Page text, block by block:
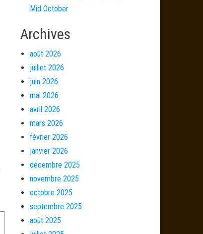
Mid October
Archives
août 2026
juillet 2026
juin 2026
mai 2026
avril 2026
mars 2026
février 2026
janvier 2026
décembre 2025
novembre 2025
octobre 2025
septembre 2025
août 2025